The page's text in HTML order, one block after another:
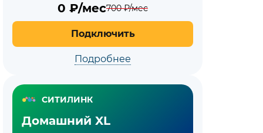
0 ₽/мес700₽/мес
Подключить
Подробнее
СИТИЛИНК
Домашний XL